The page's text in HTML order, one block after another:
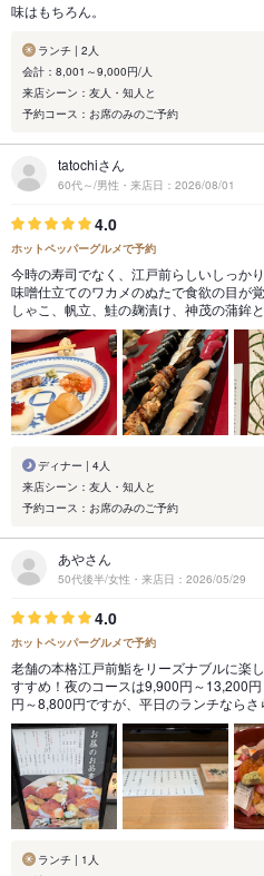
味はもちろん。
ランチ | 2人
会計：8,001～9,000円/人
来店シーン：友人・知人と
予約コース：お席のみのご予約
tatochiさん
60代～/男性・来店日：2026/08/01
4.0
ホットペッパーグルメで予約
今時の寿司でなく、江戸前らしいしっか
味噌仕立てのワカメのぬたで食欲の目が
しゃこ、帆立、鮭の麹漬け、神茂の蒲鉾
ディナー | 4人
来店シーン：友人・知人と
予約コース：お席のみのご予約
あやさん
50代後半/女性・来店日：2026/05/29
4.0
ホットペッパーグルメで予約
老舗の本格江戸前鮨をリーズナブルに楽
すすめ！夜のコースは9,900円～13,200
円～8,800円ですが、平日のランチなら
ランチ | 1人